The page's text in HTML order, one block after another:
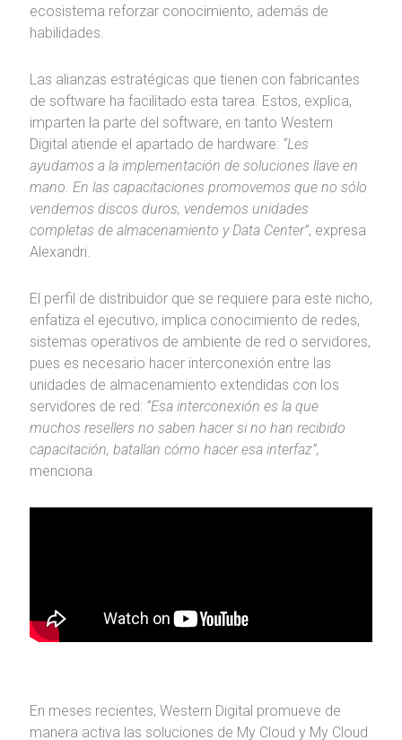
ecosistema reforzar conocimiento, además de
habilidades.
Las alianzas estratégicas que tienen con fabricantes
de software ha facilitado esta tarea. Estos, explica,
imparten la parte del software, en tanto Western
Digital atiende el apartado de hardware: “Les
ayudamos a la implementación de soluciones llave en
mano. En las capacitaciones promovemos que no sólo
vendemos discos duros, vendemos unidades
completas de almacenamiento y Data Center”, expresa
Alexandri.
El perfil de distribuidor que se requiere para este nicho,
enfatiza el ejecutivo, implica conocimiento de redes,
sistemas operativos de ambiente de red o servidores,
pues es necesario hacer interconexión entre las
unidades de almacenamiento extendidas con los
servidores de red: “Esa interconexión es la que
muchos resellers no saben hacer si no han recibido
capacitación, batallan cómo hacer esa interfaz”,
menciona.
En meses recientes, Western Digital promueve de
manera activa las soluciones de My Cloud y My Cloud